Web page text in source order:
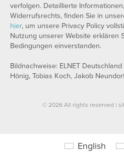
verfolgen. Detaillierte
Widerrufsrechts, finden Sie in
hier, um unsere Privacy Policy
Nutzung unserer Website erklären
Bedingungen einverstanden.
Bildnachweise: ELNET
Hönig, Tobias Koch, Jakob
© 2026 All rights reserved |
English